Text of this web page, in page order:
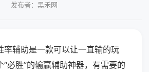
发布者：黑禾网
率辅助是一款可以让一直输的玩
“必胜”的输赢辅助神器，有需要的